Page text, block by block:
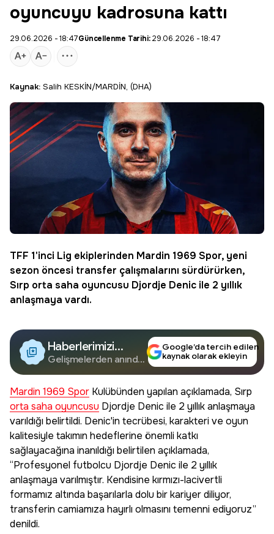
oyuncuyu kadrosuna kattı
29.06.2026 - 18:47Güncellenme Tarihi:29.06.2026 - 18:47
Kaynak: Salih KESKİN/MARDİN, (DHA)
TFF 1'inci Lig ekiplerinden Mardin 1969 Spor, yeni
sezon öncesi transfer çalışmalarını sürdürürken,
Sırp orta saha oyuncusu Djordje Denic ile 2 yıllık
anlaşmaya vardı.
Haberlerimizi
Google'da Takip
Edin
Gelişmelerden anında
Google’da tercih edilen
kaynak olarak ekleyin
Mardin 1969 Spor Kulübünden yapılan açıklamada, Sırp
orta saha oyuncusu Djordje Denic ile 2 yıllık anlaşmaya
varıldığı belirtildi. Denic'in tecrübesi, karakteri ve oyun
kalitesiyle takımın hedeflerine önemli katkı
sağlayacağına inanıldığı belirtilen açıklamada,
“Profesyonel futbolcu Djordje Denic ile 2 yıllık
anlaşmaya varılmıştır. Kendisine kırmızı-lacivertli
formamız altında başarılarla dolu bir kariyer diliyor,
transferin camiamıza hayırlı olmasını temenni ediyoruz”
denildi.